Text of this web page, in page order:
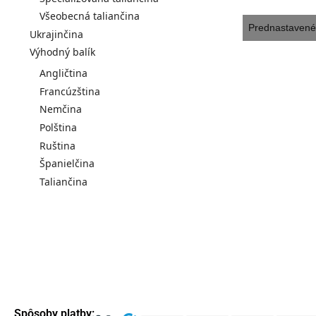
Všeobecná taliančina
Ukrajinčina
Výhodný balík
Angličtina
Francúzština
Nemčina
Polština
Ruština
Španielčina
Taliančina